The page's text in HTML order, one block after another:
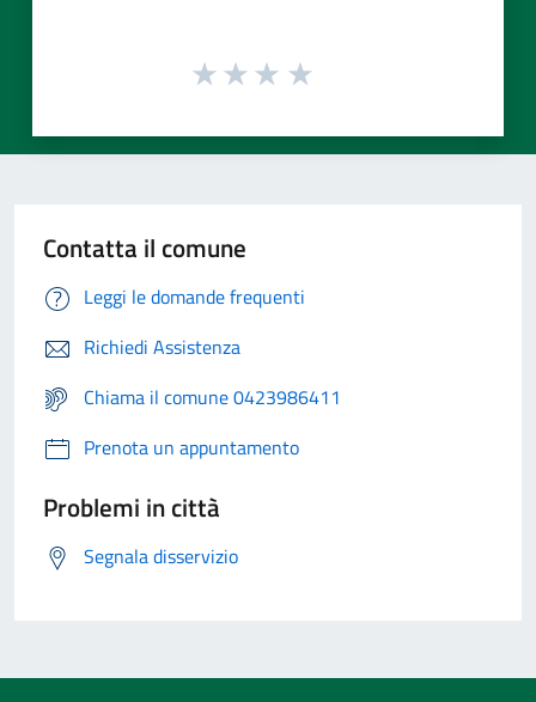
Contatta il comune
Leggi le domande frequenti
Richiedi Assistenza
Chiama il comune 0423986411
Prenota un appuntamento
Problemi in città
Segnala disservizio